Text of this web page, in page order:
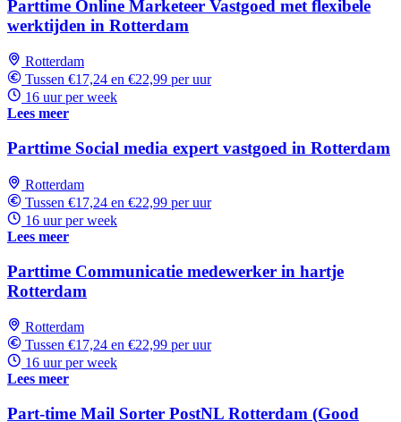
Parttime Online Marketeer Vastgoed met flexibele
werktijden in Rotterdam
Rotterdam
Tussen €17,24 en €22,99 per uur
16 uur per week
Lees meer
Parttime Social media expert vastgoed in Rotterdam
Rotterdam
Tussen €17,24 en €22,99 per uur
16 uur per week
Lees meer
Parttime Communicatie medewerker in hartje
Rotterdam
Rotterdam
Tussen €17,24 en €22,99 per uur
16 uur per week
Lees meer
Part-time Mail Sorter PostNL Rotterdam (Good